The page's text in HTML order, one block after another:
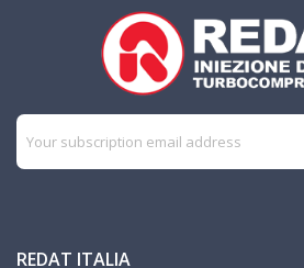
REDAT ITALIA